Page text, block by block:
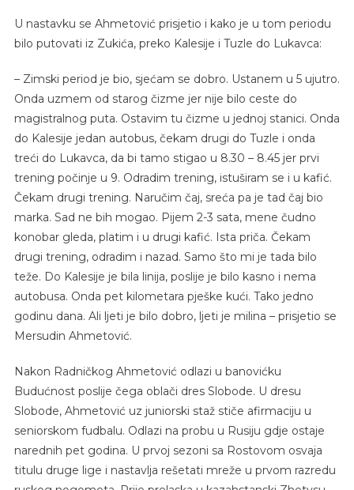
U nastavku se Ahmetović prisjetio i kako je u tom periodu
bilo putovati iz Zukića, preko Kalesije i Tuzle do Lukavca:
– Zimski period je bio, sjećam se dobro. Ustanem u 5 ujutro.
Onda uzmem od starog čizme jer nije bilo ceste do
magistralnog puta. Ostavim tu čizme u jednoj stanici. Onda
do Kalesije jedan autobus, čekam drugi do Tuzle i onda
treći do Lukavca, da bi tamo stigao u 8.30 – 8.45 jer prvi
trening počinje u 9. Odradim trening, istuširam se i u kafić.
Čekam drugi trening. Naručim čaj, sreća pa je tad čaj bio
marka. Sad ne bih mogao. Pijem 2-3 sata, mene čudno
konobar gleda, platim i u drugi kafić. Ista priča. Čekam
drugi trening, odradim i nazad. Samo što mi je tada bilo
teže. Do Kalesije je bila linija, poslije je bilo kasno i nema
autobusa. Onda pet kilometara pješke kući. Tako jedno
godinu dana. Ali ljeti je bilo dobro, ljeti je milina – prisjetio se
Mersudin Ahmetović.
Nakon Radničkog Ahmetović odlazi u banovićku
Budućnost poslije čega oblači dres Slobode. U dresu
Slobode, Ahmetović uz juniorski staž stiče afirmaciju u
seniorskom fudbalu. Odlazi na probu u Rusiju gdje ostaje
narednih pet godina. U prvoj sezoni sa Rostovom osvaja
titulu druge lige i nastavlja rešetati mreže u prvom razredu